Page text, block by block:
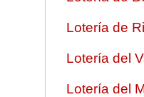
Lotería de
Lotería del
Lotería del